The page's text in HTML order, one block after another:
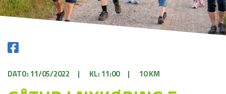
DATO: 11/05/2022 | KL: 11:00 | 10 KM